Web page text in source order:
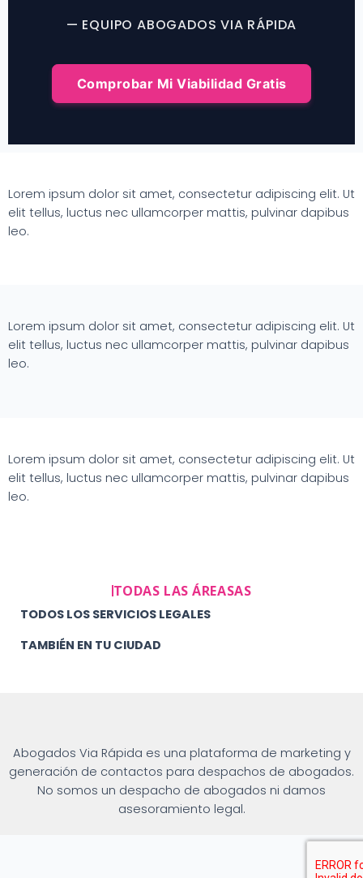
— EQUIPO ABOGADOS VIA RÁPIDA
Comprobar Mi Viabilidad Gratis
Lorem ipsum dolor sit amet, consectetur adipiscing elit. Ut
elit tellus, luctus nec ullamcorper mattis, pulvinar dapibus
leo.
Lorem ipsum dolor sit amet, consectetur adipiscing elit. Ut
elit tellus, luctus nec ullamcorper mattis, pulvinar dapibus
leo.
Lorem ipsum dolor sit amet, consectetur adipiscing elit. Ut
elit tellus, luctus nec ullamcorper mattis, pulvinar dapibus
leo.
TODAS LAS ÁREASAS
TODOS LOS SERVICIOS LEGALES
TAMBIÉN EN TU CIUDAD
Abogados Via Rápida es una plataforma de marketing y
generación de contactos para despachos de abogados.
No somos un despacho de abogados ni damos
asesoramiento legal.